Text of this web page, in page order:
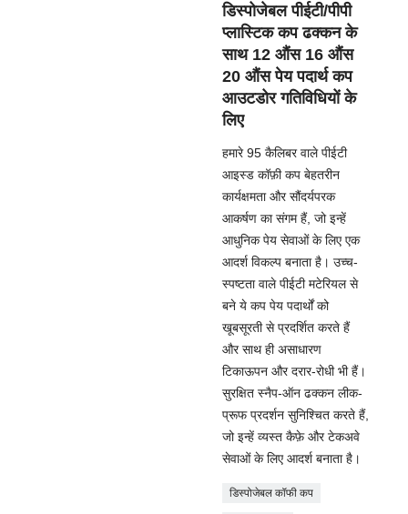
डिस्पोजेबल पीईटी/पीपी
प्लास्टिक कप ढक्कन के
साथ 12 औंस 16 औंस
20 औंस पेय पदार्थ कप
आउटडोर गतिविधियों के
लिए
हमारे 95 कैलिबर वाले पीईटी
आइस्ड कॉफ़ी कप बेहतरीन
कार्यक्षमता और सौंदर्यपरक
आकर्षण का संगम हैं, जो इन्हें
आधुनिक पेय सेवाओं के लिए एक
आदर्श विकल्प बनाता है। उच्च-
स्पष्टता वाले पीईटी मटेरियल से
बने ये कप पेय पदार्थों को
खूबसूरती से प्रदर्शित करते हैं
और साथ ही असाधारण
टिकाऊपन और दरार-रोधी भी हैं।
सुरक्षित स्नैप-ऑन ढक्कन लीक-
प्रूफ प्रदर्शन सुनिश्चित करते हैं,
जो इन्हें व्यस्त कैफ़े और टेकअवे
सेवाओं के लिए आदर्श बनाता है।
डिस्पोजेबल कॉफी कप